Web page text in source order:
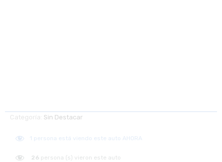
Categoría: Sin Destacar
1 persona está viendo este auto AHORA
26 persona (s) vieron este auto